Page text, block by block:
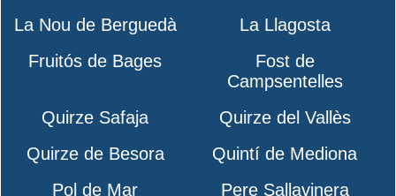
La Nou de Berguedà
La Llagosta
Fruitós de Bages
Fost de
Campsentelles
Quirze Safaja
Quirze del Vallès
Quirze de Besora
Quintí de Mediona
Pol de Mar
Pere Sallavinera